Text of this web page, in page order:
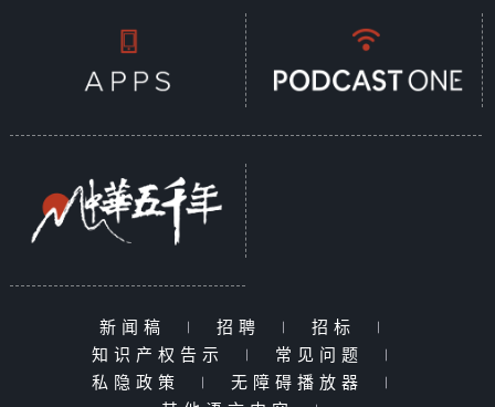
新闻稿 | 招聘 | 招标
|
知识产权告示
| 常见问题
|
私隐政策
| 无障碍播放器
|